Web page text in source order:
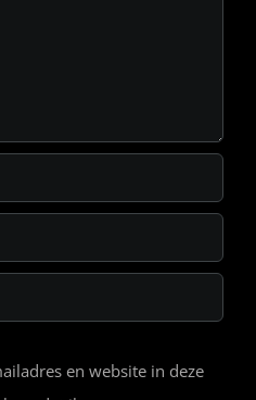
en website in deze